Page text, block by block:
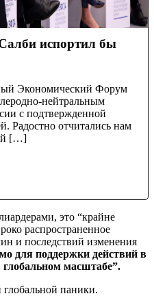
испортил бы
Экономический Форум
нейтральным
с подтвержденной
Радостно отчитались нам
[…]
это “крайне
распространенное
и последствий изменения
для поддержки действий в
масштабе”.
глобальной паники.